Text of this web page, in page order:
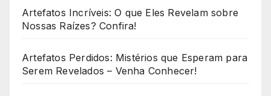
Artefatos Incríveis: O que Eles Revelam sobre
Nossas Raízes? Confira!
Artefatos Perdidos: Mistérios que Esperam para
Serem Revelados – Venha Conhecer!